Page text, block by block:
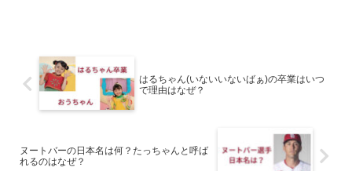
はるちゃん(いないいないばぁ)の卒業はいつ
で理由はなぜ？
ヌートバーの日本名は何？たっちゃんと呼ば
れるのはなぜ？